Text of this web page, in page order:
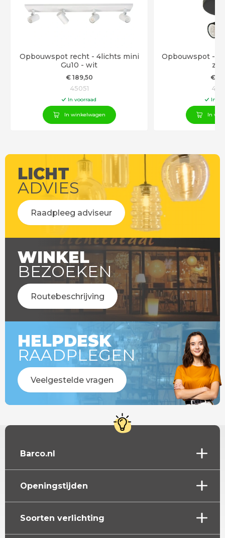
Opbouwspot recht - 4lichts mini
Gu10 - wit
€189,50
45051
In voorraad
In winkelwagen
Opbouwspot -
€
In
In
LICHT
ADVIES
Raadpleeg adviseur
WINKEL
BEZOEKEN
Routebeschrijving
HELPDESK
RAADPLEGEN
Veelgestelde vragen
Barco.nl
Openingstijden
Soorten verlichting